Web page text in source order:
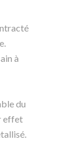
à
du
effet